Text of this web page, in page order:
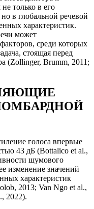
только в его
в глобальной речевой
характеристик.
может
среди которых
стоящая перед
(Zollinger, Brumm, 2011;
голоса впервые
43 дБ (Bottalico et al.,
шумового
изменение значений
характеристик
2013; Van Ngo et al.,
2022).